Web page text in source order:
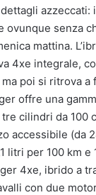
ovunque senza
mattina.
4xe integrale,
poi si ritrova a
offre una
cilindri da 100
accessibile (da
litri per 100 km e
4xe, ibrido a
con due